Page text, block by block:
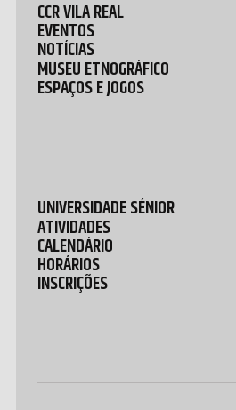
CCR VILA REAL
EVENTOS
NOTÍCIAS
MUSEU ETNOGRÁFICO
ESPAÇOS E JOGOS
UNIVERSIDADE SÉNIOR
ATIVIDADES
CALENDÁRIO
HORÁRIOS
INSCRIÇÕES